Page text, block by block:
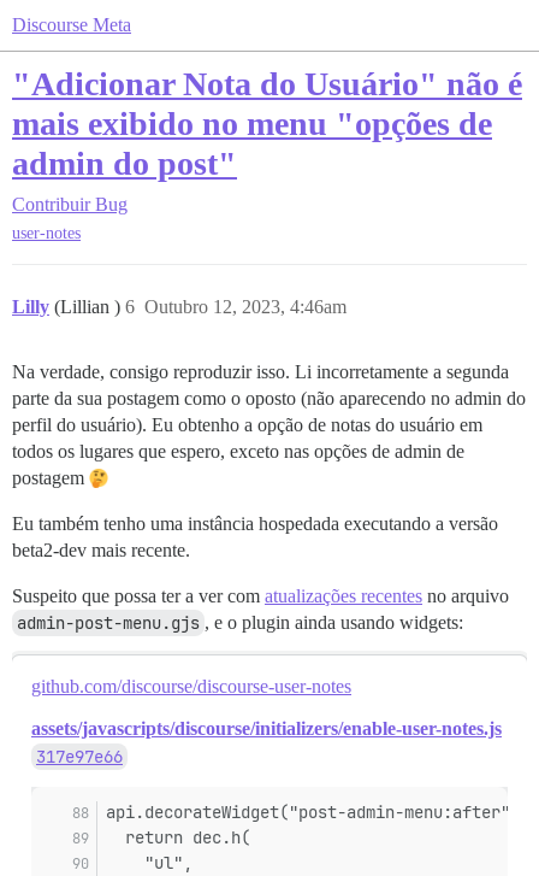
Discourse Meta
"Adicionar Nota do Usuário" não é
mais exibido no menu "opções de
admin do post"
Contribuir Bug
user-notes
Lilly (Lillian ) Outubro 12, 2023, 4:46am
6
Na verdade, consigo reproduzir isso. Li incorretamente a segunda
parte da sua postagem como o oposto (não aparecendo no admin do
perfil do usuário). Eu obtenho a opção de notas do usuário em
todos os lugares que espero, exceto nas opções de admin de
postagem
Eu também tenho uma instância hospedada executando a versão
beta2-dev mais recente.
Suspeito que possa ter a ver com atualizações recentes no arquivo
admin-post-menu.gjs , e o plugin ainda usando widgets:
github.com/discourse/discourse-user-notes
assets/javascripts/discourse/initializers/enable-user-notes.js
317e97e66
api.decorateWidget("post-admin-menu:after",
  return dec.h(
    "ul",